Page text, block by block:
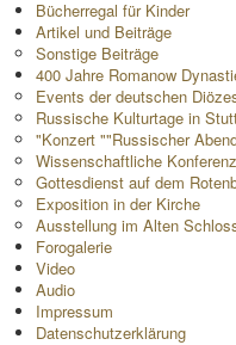
Bücherregal für Kinder
Artikel und Beiträge
Sonstige Beiträge
400 Jahre Romanow
Events der deutschen
Russische Kulturtage in
"Konzert ""Russischer
Wissenschaftliche Konferenz
Gottesdienst auf dem
Exposition in der Kirche
Ausstellung im Alten
Forogalerie
Video
Audio
Impressum
Datenschutzerklärung